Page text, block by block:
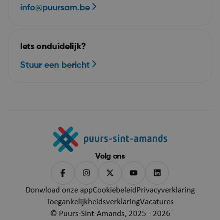
info@puursam.be
Iets onduidelijk?
Stuur een bericht
Volg ons
Donwload onze appCookiebeleid Privacyverklaring
ToegankelijkheidsverklaringVacatures
© Puurs-Sint-Amands, 2025 - 2026
Google Privacy Policy